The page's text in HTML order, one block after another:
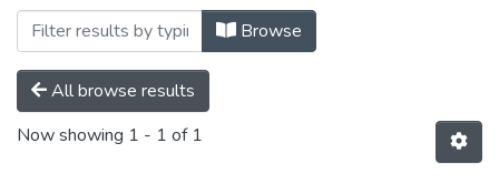
Browse
All browse results
Now showing 1 - 1 of 1